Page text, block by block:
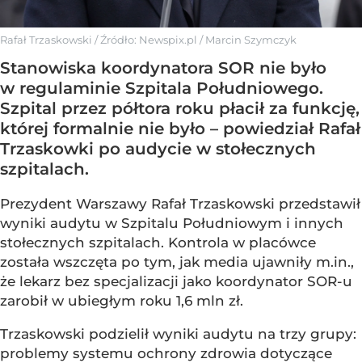
Rafał Trzaskowski / Źródło: Newspix.pl /Marcin Szymczyk
Stanowiska koordynatora SOR nie było
w regulaminie Szpitala Południowego.
Szpital przez półtora roku płacił za funkcję,
której formalnie nie było – powiedział Rafał
Trzaskowki po audycie w stołecznych
szpitalach.
Prezydent Warszawy Rafał Trzaskowski przedstawił
wyniki audytu w Szpitalu Południowym i innych
stołecznych szpitalach. Kontrola w placówce
została wszczęta po tym, jak media ujawniły m.in.,
że lekarz bez specjalizacji jako koordynator SOR-u
zarobił w ubiegłym roku 1,6 mln zł.
Trzaskowski podzielił wyniki audytu na trzy grupy:
problemy systemu ochrony zdrowia dotyczące